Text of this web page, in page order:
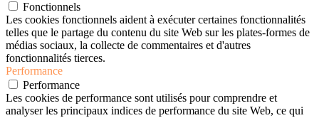
Fonctionnels
Les cookies fonctionnels aident à exécuter certaines fonctionnalités
telles que le partage du contenu du site Web sur les plates-formes de
médias sociaux, la collecte de commentaires et d'autres
fonctionnalités tierces.
Performance
Performance
Les cookies de performance sont utilisés pour comprendre et
analyser les principaux indices de performance du site Web, ce qui